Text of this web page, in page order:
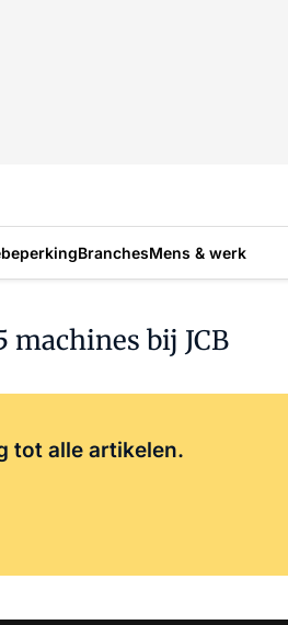
BranchesMens & werk
machines bij JCB
tot alle artikelen.